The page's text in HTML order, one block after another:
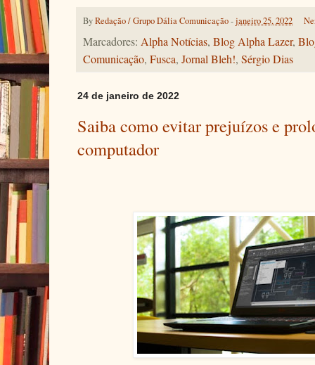
ByRedação / Grupo Dália Comunicação-janeiro 25, 2022
Marcadores: Alpha Notícias, Blog Alpha Lazer,
Comunicação, Fusca, Jornal Bleh!, Sérgio Dias
24 de janeiro de 2022
Saiba como evitar prejuízos e
computador